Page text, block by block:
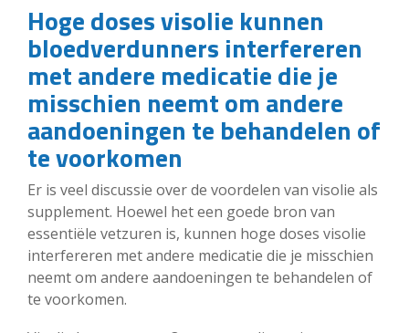
Hoge doses visolie kunnen
bloedverdunners interfereren
met andere medicatie die je
misschien neemt om andere
aandoeningen te behandelen of
te voorkomen
Er is veel discussie over de voordelen van visolie als
supplement. Hoewel het een goede bron van
essentiële vetzuren is, kunnen hoge doses visolie
interfereren met andere medicatie die je misschien
neemt om andere aandoeningen te behandelen of
te voorkomen.